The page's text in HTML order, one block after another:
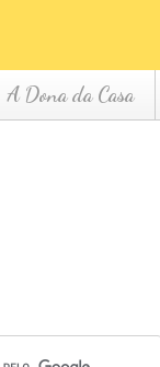
A Dona da Casa